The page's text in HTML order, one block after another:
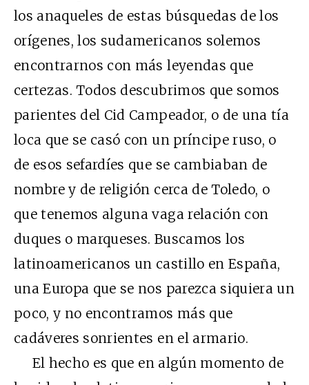
los anaqueles de estas búsquedas de los
orígenes, los sudamericanos solemos
encontrarnos con más leyendas que
certezas. Todos descubrimos que somos
parientes del Cid Campeador, o de una tía
loca que se casó con un príncipe ruso, o
de esos sefardíes que se cambiaban de
nombre y de religión cerca de Toledo, o
que tenemos alguna vaga relación con
duques o marqueses. Buscamos los
latinoamericanos un castillo en España,
una Europa que se nos parezca siquiera un
poco, y no encontramos más que
cadáveres sonrientes en el armario.
El hecho es que en algún momento de